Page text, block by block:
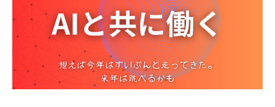
シリーズ別に探す
OPEN BADGE
GALLERY
お知らせ